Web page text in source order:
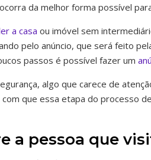
da melhor forma possível
a casa ou imóvel sem
pelo anúncio, que será feito
passos é possível fazer um
algo que carece de
que essa etapa do processo
a pessoa que